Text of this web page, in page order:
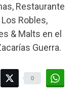
Restaurante
Robles,
& Malts en el
Guerra.
0